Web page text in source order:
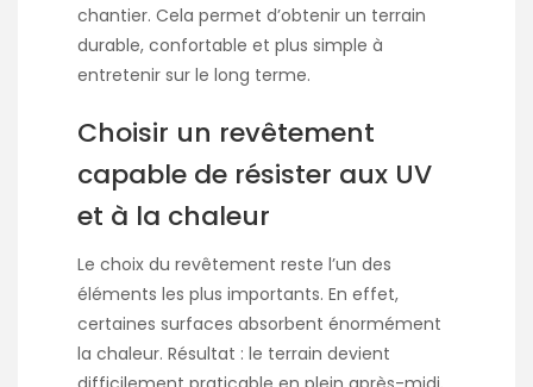
chantier. Cela permet d’obtenir un terrain
durable, confortable et plus simple à
entretenir sur le long terme.
Choisir un revêtement
capable de résister aux UV
et à la chaleur
Le choix du revêtement reste l’un des
éléments les plus importants. En effet,
certaines surfaces absorbent énormément
la chaleur. Résultat : le terrain devient